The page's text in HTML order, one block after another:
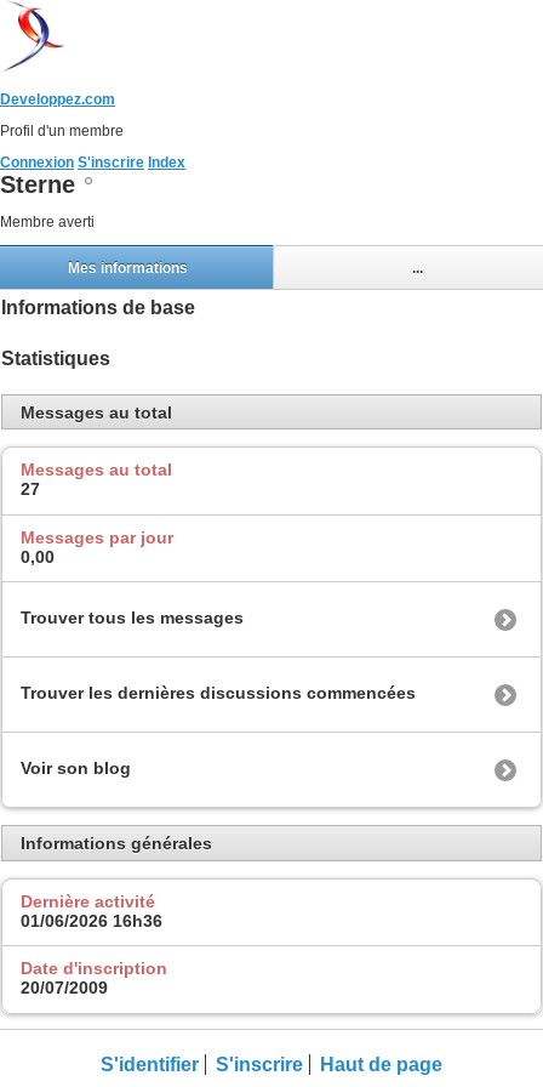
Developpez.com
Profil d'un membre
Connexion S'inscrire Index
Sterne
Membre averti
Mes informations ...
Informations de base
Statistiques
Messages au total
Messages au total
27
Messages par jour
0,00
Trouver tous les messages
Trouver les dernières discussions commencées
Voir son blog
Informations générales
Dernière activité
01/06/2026 16h36
Date d'inscription
20/07/2009
S'identifier S'inscrire Haut de page